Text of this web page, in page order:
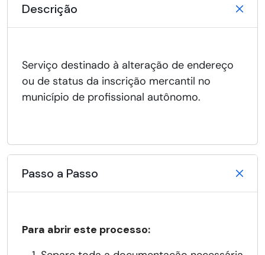
Descrição
Serviço destinado à alteração de endereço
ou de status da inscrição mercantil no
município de profissional autônomo.
Passo a Passo
Para abrir este processo: